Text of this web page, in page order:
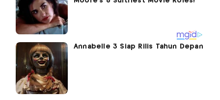
Annabelle 3 Siap Rilis Tahun Depan